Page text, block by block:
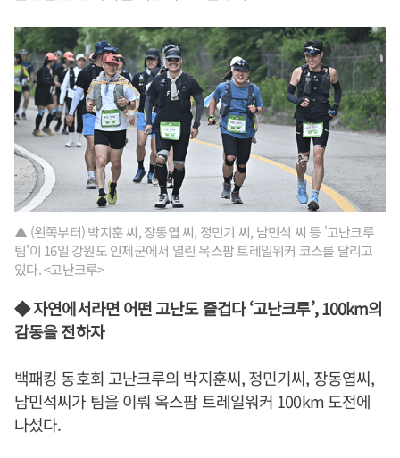
▲ (왼쪽부터) 박지훈 씨, 장동엽 씨, 정민기 씨, 남민석 씨 등 '고난크루
팀'이 16일 강원도 인제군에서 열린 옥스팜 트레일워커 코스를 달리고
있다. <고난크루>
◆ 자연에서라면 어떤 고난도 즐겁다 ‘고난크루’, 100km의
감동을 전하자
백패킹 동호회 고난크루의 박지훈씨, 정민기씨, 장동엽씨,
남민석씨가 팀을 이뤄 옥스팜 트레일워커 100km 도전에
나섰다.